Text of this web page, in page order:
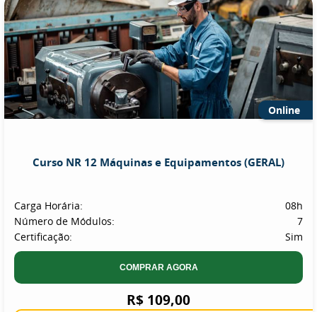
Online
Curso NR 12 Máquinas e Equipamentos (GERAL)
Carga Horária:
08h
Número de Módulos:
7
Certificação:
Sim
COMPRAR AGORA
R$ 109,00